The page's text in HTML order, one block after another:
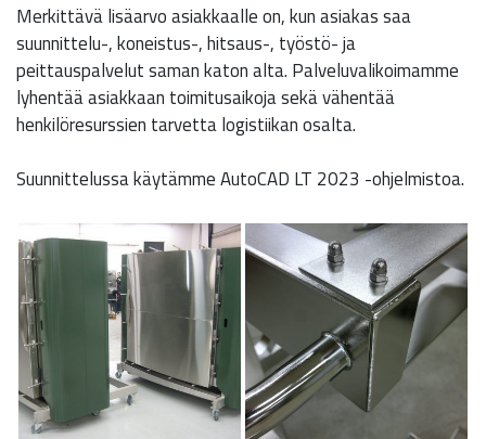
Merkittävä lisäarvo asiakkaalle on, kun asiakas saa
suunnittelu-, koneistus-, hitsaus-, työstö- ja
peittauspalvelut saman katon alta. Palveluvalikoimamme
lyhentää asiakkaan toimitusaikoja sekä vähentää
henkilöresurssien tarvetta logistiikan osalta.
Suunnittelussa käytämme AutoCAD LT 2023 -ohjelmistoa.